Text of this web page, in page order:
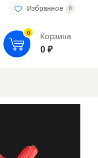
Избранное 0
0 Корзина
0 ₽